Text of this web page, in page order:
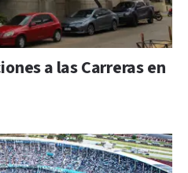
a las Carreras en